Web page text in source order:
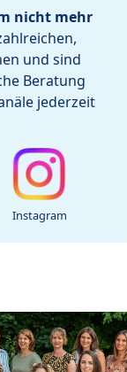
nicht mehr
und sind
Beratung
jederzeit
Instagram